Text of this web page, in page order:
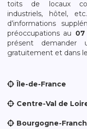
toits de locaux
industriels, hôtel,
d’informations
préoccupations au
présent demander
gratuitement et dans
Île-de-France
Centre-Val de
Bourgogne-